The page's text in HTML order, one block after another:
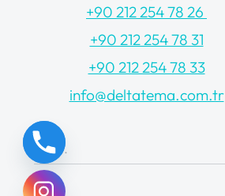
+90 212 254 78 26
+90 212 254 78 31
+90 212 254 78 33
info@deltatema.com.tr